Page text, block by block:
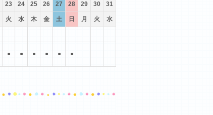
23 24 25 26 27 28 29 30 31
火 水 木 金 土 日 月 火 水
● ● ● ● ● ●